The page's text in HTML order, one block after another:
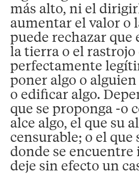
más alto, ni el
aumentar el valor o
puede rechazar
la tierra o el
perfectamente
poner algo o
o edificar algo.
que se proponga -o
alce algo, el que su
censurable; o el
donde se encuentre
deje sin efecto un